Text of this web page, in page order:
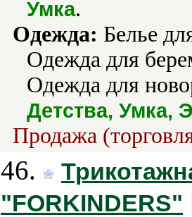
Умка.
Одежда: Белье
Одежда для
Одежда для
Детства, Умка,
Продажа
46.
"FORKINDERS"